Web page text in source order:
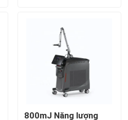
800mJ Năng lượng